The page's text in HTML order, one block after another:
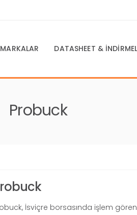
MARKALAR DATASHEET &
Probuck
İsviçre borsasında işlem